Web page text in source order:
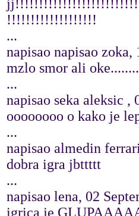
!!!!!!!!!!!!!!!!!!!
...
napisao napisao zoka,
mzlo smor ali oke........
...
napisao seka aleksic ,
oooooooo o kako je
...
napisao almedin
dobra igra jbttttt
...
napisao lena, 02
igrica je